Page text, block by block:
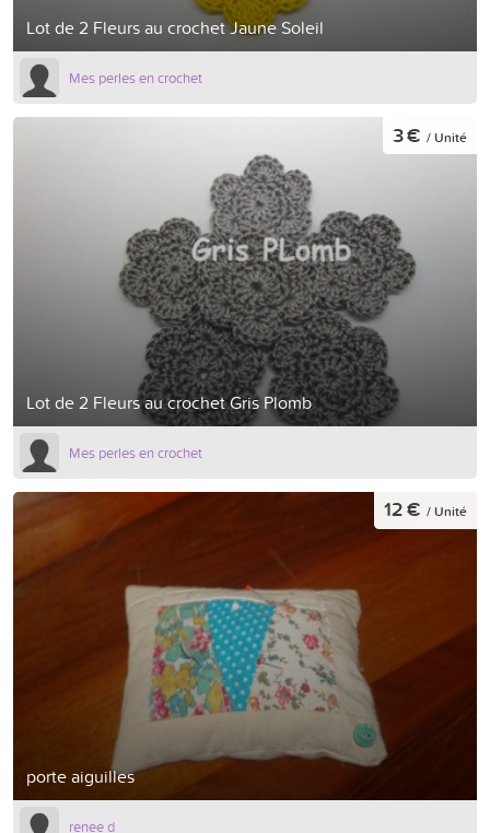
Lot de 2 Fleurs au crochet Jaune Soleil
Mes perles en crochet
Lot de 2 Fleurs au crochet Gris Plomb
3 € / Unité
Mes perles en crochet
porte aiguilles
12 € / Unité
renee d